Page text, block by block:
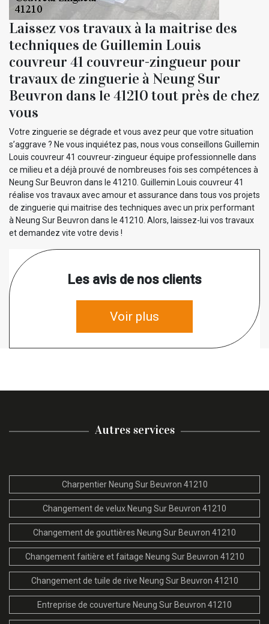
Laissez vos travaux à la maitrise des
techniques de Guillemin Louis
couvreur 41 couvreur-zingueur pour
travaux de zinguerie à Neung Sur
Beuvron dans le 41210 tout près de chez
vous
Votre zinguerie se dégrade et vous avez peur que votre situation
s’aggrave ? Ne vous inquiétez pas, nous vous conseillons Guillemin
Louis couvreur 41 couvreur-zingueur équipe professionnelle dans
ce milieu et a déjà prouvé de nombreuses fois ses compétences à
Neung Sur Beuvron dans le 41210. Guillemin Louis couvreur 41
réalise vos travaux avec amour et assurance dans tous vos projets
de zinguerie qui maitrise des techniques avec un prix performant
à Neung Sur Beuvron dans le 41210. Alors, laissez-lui vos travaux
et demandez vite votre devis !
Les avis de nos clients
Voir plus
Autres services
Charpentier Neung Sur Beuvron 41210
Changement de velux Neung Sur Beuvron 41210
Changement de gouttières Neung Sur Beuvron 41210
Changement faitière et faitage Neung Sur Beuvron 41210
Changement de tuile de rive Neung Sur Beuvron 41210
Entreprise de couverture Neung Sur Beuvron 41210